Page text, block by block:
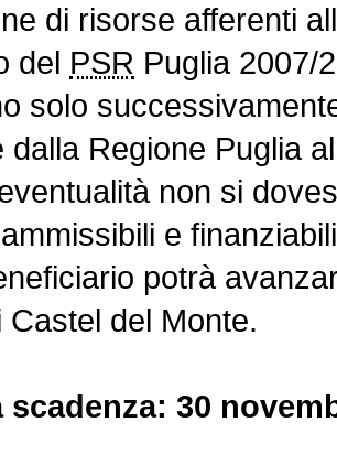
di risorse afferenti
del PSR Puglia 2007/
solo
dalla Regione Puglia
non si
e
potrà
Castel del Monte.
scadenza: 30